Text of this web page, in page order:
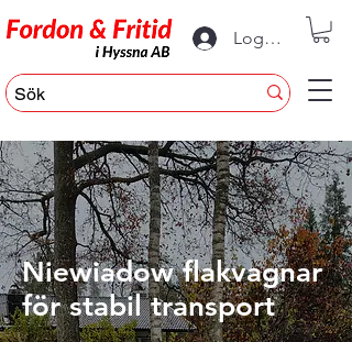
Logga in
Niewiadow flakvagnar
för stabil transport